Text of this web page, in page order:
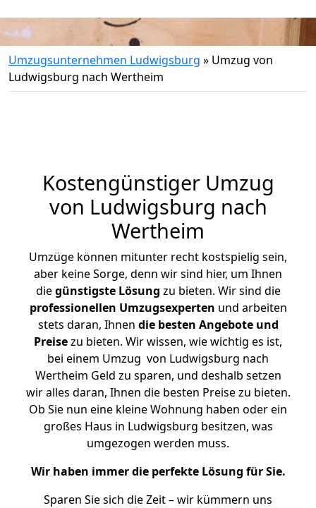
Umzugsunternehmen Ludwigsburg » Umzug von
Ludwigsburg nach Wertheim
Kostengünstiger Umzug
von Ludwigsburg nach
Wertheim
Umzüge können mitunter recht kostspielig sein,
aber keine Sorge, denn wir sind hier, um Ihnen
diegünstigste Lösung zu bieten. Wir sind die
professionellen Umzugsexperten und arbeiten
stets daran, Ihnen die besten Angebote und
Preisezu bieten. Wir wissen, wie wichtig es ist,
bei einem Umzug von Ludwigsburg nach
Wertheim Geld zu sparen, und deshalb setzen
wir alles daran, Ihnen die besten Preise zu bieten.
Ob Sie nun eine kleine Wohnung haben oder ein
großes Haus in Ludwigsburg besitzen, was
umgezogen werden muss.
Wir haben immer die perfekte Lösung für Sie.
Sparen Sie sich die Zeit – wir kümmern uns